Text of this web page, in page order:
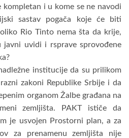
i u kome se ne navodi
sastav pogača koje će biti
Rio Tinto nema šta da krije,
uvidi i rsprave sprovođene
institucije da su prilikom
zakoni Republike Srbije i da
organom Žalbe građana na
zemljišta. PAKT ističe da
je usvojen Prostorni plan, a za
za prenamenu zemljišta nije